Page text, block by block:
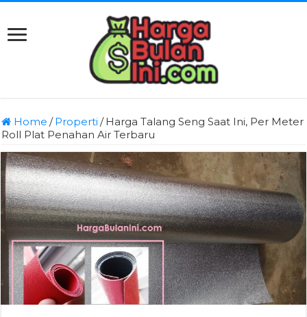
Home /Properti /Harga Talang Seng Saat Ini, Per Meter
Roll Plat Penahan Air Terbaru